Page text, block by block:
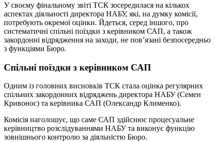
У своєму фінальному звіті ТСК зосередилася на кількох
аспектах діяльності директора НАБУ, які, на думку комісії,
потребують окремої оцінки. Йдеться, серед іншого, про
систематичні спільні поїздки з керівником САП, а також
закордонні відрядження на заходи, не пов’язані безпосередньо
з функціями Бюро.
Спільні поїздки з керівником САП
Одним із головних висновків ТСК стала оцінка регулярних
спільних закордонних відряджень директора НАБУ (Семен
Кривонос) та керівника САП (Олександр Клименко).
Комісія наголошує, що саме САП здійснює процесуальне
керівництво розслідуваннями НАБУ та виконує функцію
зовнішнього контролю за діяльністю Бюро.